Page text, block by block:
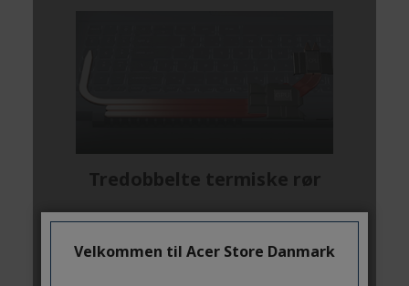
Velkommen til Acer Store Danmark